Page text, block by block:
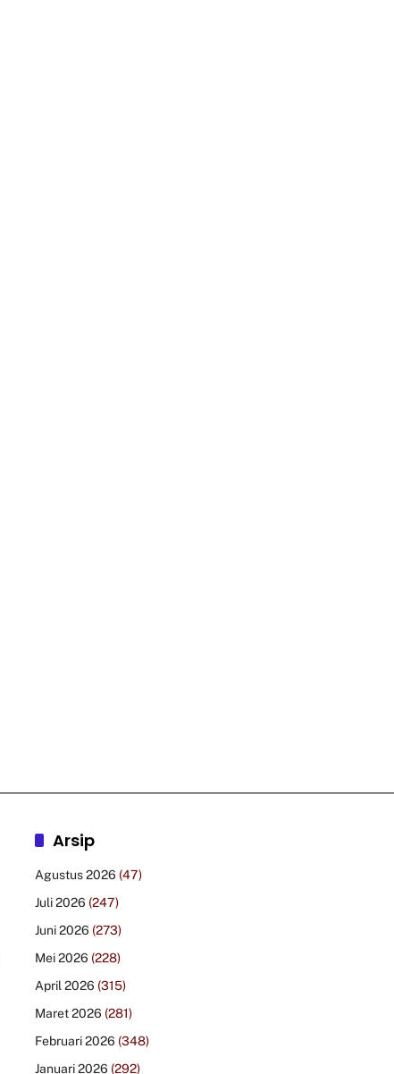
Arsip
Agustus 2026 (47)
Juli 2026 (247)
Juni 2026 (273)
Mei 2026 (228)
April 2026 (315)
Maret 2026 (281)
Februari 2026 (348)
Januari 2026 (292)